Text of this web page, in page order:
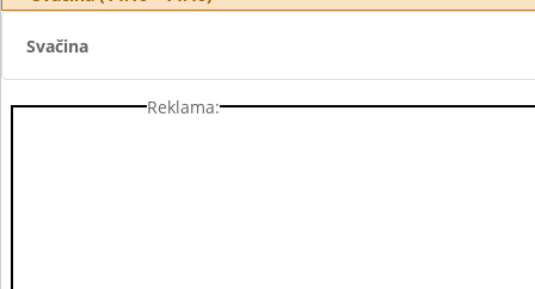
Svačina
Reklama: